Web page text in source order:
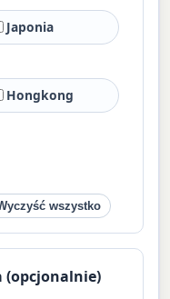
Japonia
Hongkong
wszystko
(opcjonalnie)